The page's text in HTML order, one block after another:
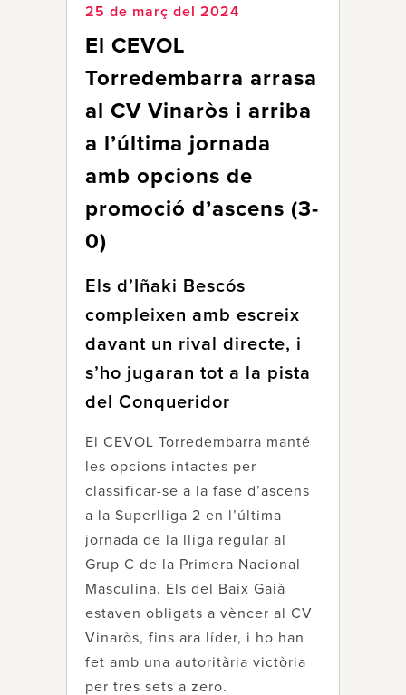
25 de març del 2024
El CEVOL
Torredembarra arrasa
al CV Vinaròs i arriba
a l’última jornada
amb opcions de
promoció d’ascens (3-
0)
Els d’Iñaki Bescós
compleixen amb escreix
davant un rival directe, i
s’ho jugaran tot a la pista
del Conqueridor
El CEVOL Torredembarra manté
les opcions intactes per
classificar-se a la fase d’ascens
a la Superlliga 2 en l’última
jornada de la lliga regular al
Grup C de la Primera Nacional
Masculina. Els del Baix Gaià
estaven obligats a vèncer al CV
Vinaròs, fins ara líder, i ho han
fet amb una autoritària victòria
per tres sets a zero.